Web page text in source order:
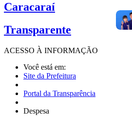
Caracaraí
Transparente
ACESSO À INFORMAÇÃO
Você está em:
Site da Prefeitura
Portal da Transparência
Despesa